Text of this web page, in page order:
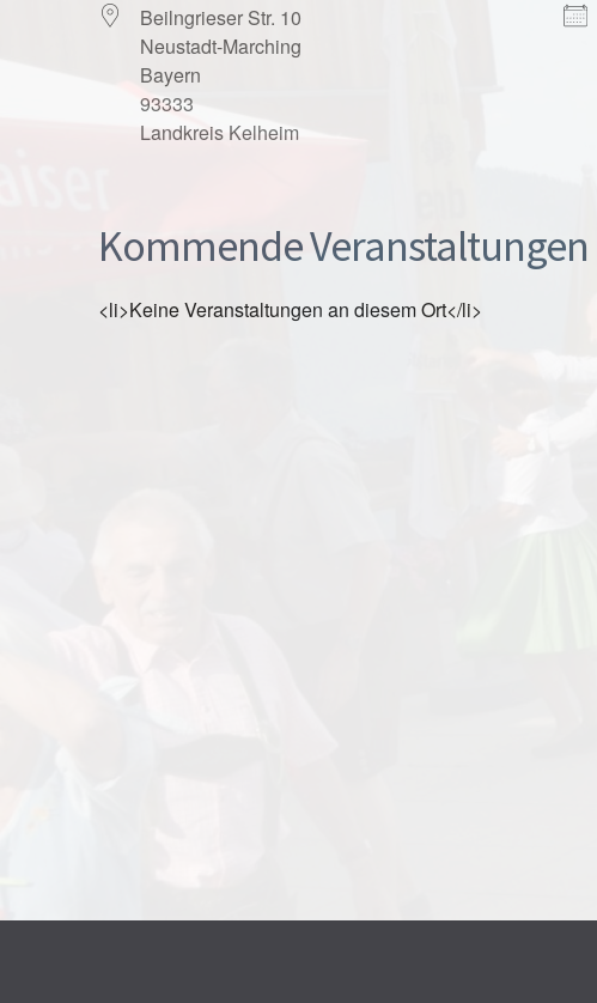
Beilngrieser Str. 10
Neustadt-Marching
Bayern
93333
Landkreis Kelheim
Kommende Veranstaltungen
<li>Keine Veranstaltungen an diesem Ort</li>